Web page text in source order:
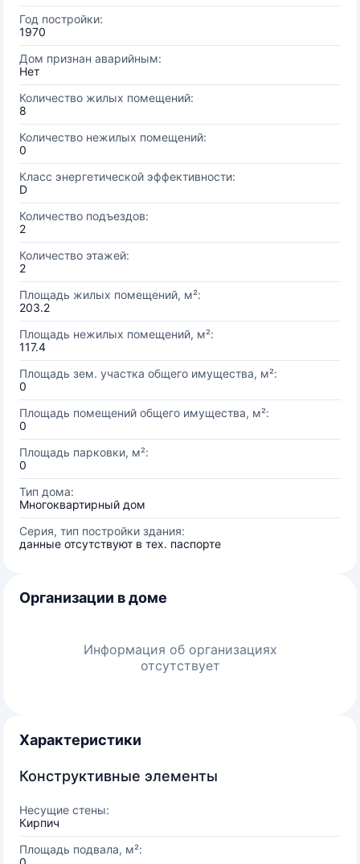
Год постройки:
1970
Дом признан аварийным:
Нет
Количество жилых помещений:
8
Количество нежилых помещений:
0
Класс энергетической эффективности:
D
Количество подъездов:
2
Количество этажей:
2
Площадь жилых помещений, м²:
203.2
Площадь нежилых помещений, м²:
117.4
Площадь зем. участка общего имущества, м²:
0
Площадь помещений общего имущества, м²:
0
Площадь парковки, м²:
0
Тип дома:
Многоквартирный дом
Серия, тип постройки здания:
данные отсутствуют в тех. паспорте
Организации в доме
Информация об организациях
отсутствует
Характеристики
Конструктивные элементы
Несущие стены:
Кирпич
Площадь подвала, м²: